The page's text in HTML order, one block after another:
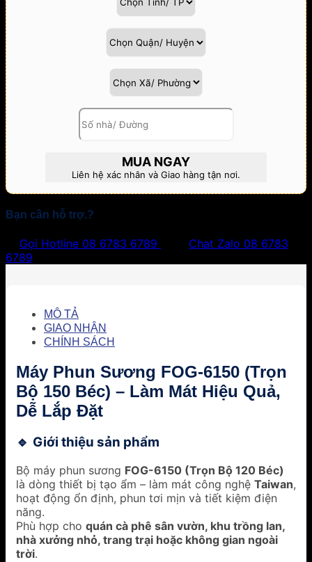
MUA NGAY
Liên hệ xác nhân và Giao hàng tận nơi.
Bạn cần hỗ trợ.?
Gọi Hotline 08 6783 6789 Chat Zalo 08 6783
6789
MÔ TẢ
GIAO NHẬN
CHÍNH SÁCH
Máy Phun Sương FOG-6150 (Trọn
Bộ 150 Béc) – Làm Mát Hiệu Quả,
Dễ Lắp Đặt
🔹 Giới thiệu sản phẩm
Bộ máy phun sương FOG-6150 (Trọn Bộ 120 Béc)
là dòng thiết bị tạo ẩm – làm mát công nghệ Taiwan,
hoạt động ổn định, phun tơi mịn và tiết kiệm điện
năng.
Phù hợp cho quán cà phê sân vườn, khu trồng lan,
nhà xưởng nhỏ, trang trại hoặc không gian ngoài
trời.